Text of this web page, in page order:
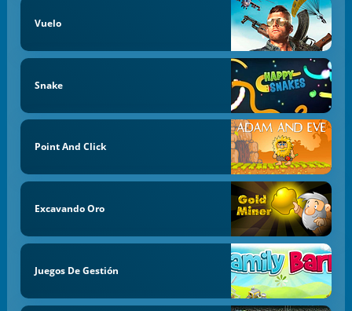
Vuelo
Snake
Point And Click
Excavando Oro
Juegos De Gestión